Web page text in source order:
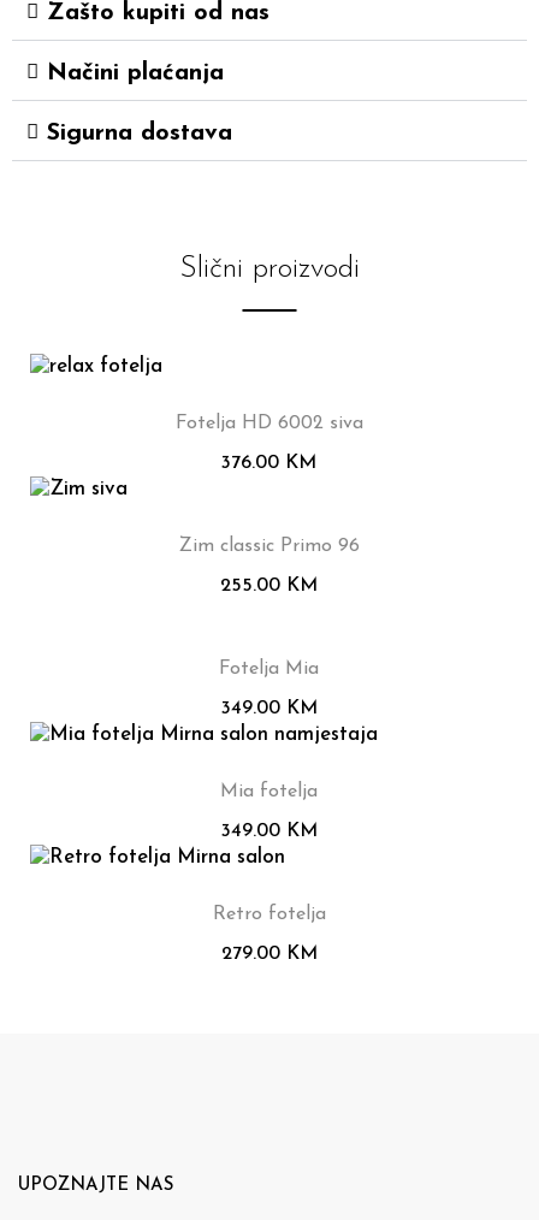
Zašto kupiti od nas
Načini plaćanja
Sigurna dostava
Slični proizvodi
Fotelja HD 6002 siva
376.00 KM
Zim classic Primo 96
255.00 KM
Fotelja Mia
349.00 KM
Mia fotelja
349.00 KM
Retro fotelja
279.00 KM
UPOZNAJTE NAS